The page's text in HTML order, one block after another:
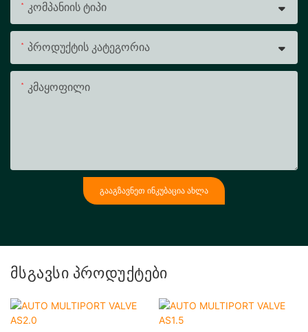
Კომპანიის Ტიპი
Პროდუქტის Კატეგორია
Კმაყოფილი
ᲒᲐᲐᲒᲖᲐᲕᲜᲔᲗ ᲘᲜᲙᲣᲑᲐᲪᲘᲐ ᲐᲮᲚᲐ
Მსგავსი Პროდუქტები